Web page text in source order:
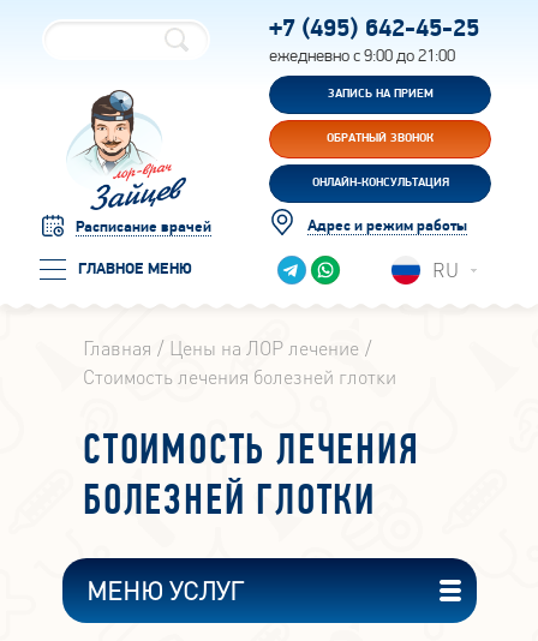
Расписание врачей
ГЛАВНОЕ МЕНЮ
+7 (495) 642-45-25
ежедневно с 9:00 до 21:00
ЗАПИСЬ НА ПРИЕМ
ОБРАТНЫЙ ЗВОНОК
ОНЛАЙН-КОНСУЛЬТАЦИЯ
Адрес и режим работы
RU
Главная
Цены на ЛОР лечение
Стоимость лечения болезней глотки
СТОИМОСТЬ ЛЕЧЕНИЯ
БОЛЕЗНЕЙ ГЛОТКИ
МЕНЮ УСЛУГ